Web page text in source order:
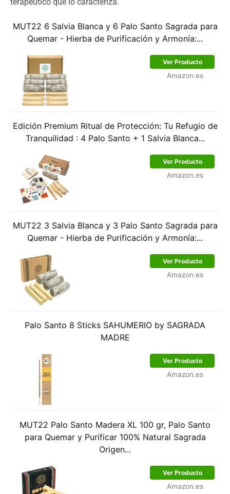
terapéutico que lo caracteriza.
MUT22 6 Salvia Blanca y 6 Palo Santo Sagrada para
Quemar - Hierba de Purificación y Armonía:...
Ver Producto
Amazon.es
Edición Premium Ritual de Protección: Tu Refugio de
Tranquilidad : 4 Palo Santo + 1 Salvia Blanca...
Ver Producto
Amazon.es
MUT22 3 Salvia Blanca y 3 Palo Santo Sagrada para
Quemar - Hierba de Purificación y Armonía:...
Ver Producto
Amazon.es
Palo Santo 8 Sticks SAHUMERIO by SAGRADA
MADRE
Ver Producto
Amazon.es
MUT22 Palo Santo Madera XL 100 gr, Palo Santo
para Quemar y Purificar 100% Natural Sagrada
Origen...
Ver Producto
Amazon.es